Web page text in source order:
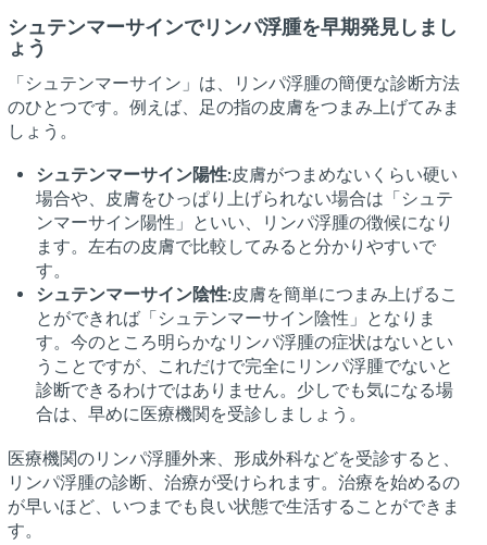
シュテンマーサインでリンパ浮腫を早期発見しまし
ょう
「シュテンマーサイン」は、リンパ浮腫の簡便な診断方法
のひとつです。例えば、足の指の皮膚をつまみ上げてみま
しょう。
シュテンマーサイン陽性:皮膚がつまめないくらい硬い
場合や、皮膚をひっぱり上げられない場合は「シュテ
ンマーサイン陽性」といい、リンパ浮腫の徴候になり
ます。左右の皮膚で比較してみると分かりやすいで
す。
シュテンマーサイン陰性:皮膚を簡単につまみ上げるこ
とができれば「シュテンマーサイン陰性」となりま
す。今のところ明らかなリンパ浮腫の症状はないとい
うことですが、これだけで完全にリンパ浮腫でないと
診断できるわけではありません。少しでも気になる場
合は、早めに医療機関を受診しましょう。
医療機関のリンパ浮腫外来、形成外科などを受診すると、
リンパ浮腫の診断、治療が受けられます。治療を始めるの
が早いほど、いつまでも良い状態で生活することができま
す。